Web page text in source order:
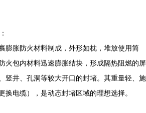
：
膨胀防火材料制成，外形如枕，堆放使用简
火包内材料迅速膨胀结块，形成隔热阻燃的屏
竖井、孔洞等较大开口的封堵。其重量轻、施
换电缆），是动态封堵区域的理想选择。